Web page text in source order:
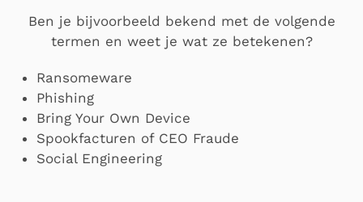
Ben je bijvoorbeeld bekend met de volgende
termen en weet je wat ze betekenen?
Ransomeware
Phishing
Bring Your Own Device
Spookfacturen of CEO Fraude
Social Engineering